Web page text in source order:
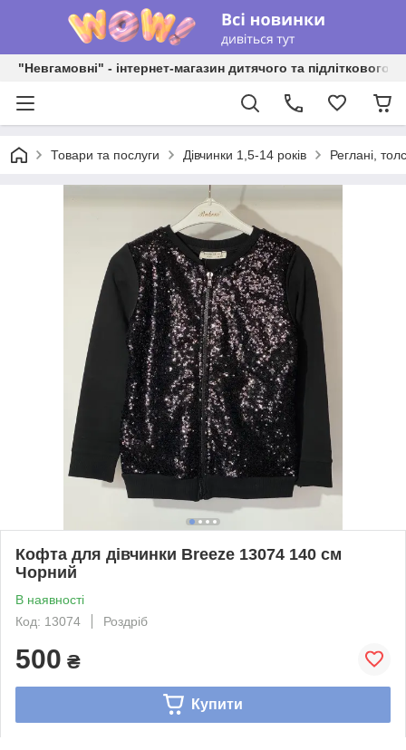
"Невгамовні" - інтернет-магазин дитячого та підліткового
Товари та послуги Дівчинки 1,5-14 років Реглані,
Кофта для дівчинки Breeze 13074 140 см
Чорний
В наявності
Код: 13074
Роздріб
500 ₴
Купити